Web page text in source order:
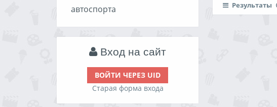
автоспорта
Вход на сайт
ВОЙТИ ЧЕРЕЗ UID
Старая форма входа
Результаты